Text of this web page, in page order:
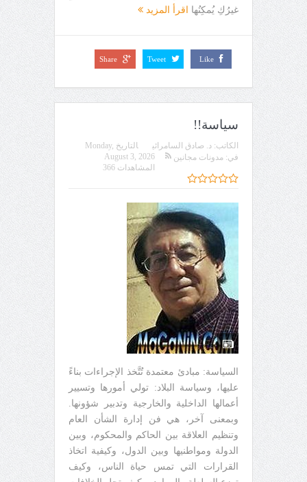
غيرُكِ يُمكِنُها اقرأ المزيد
Like
Tweet
Share
سياسة!!
الكاتب: د. صادق السامرائي التاريخ Monday,
August 3, 2026
في: مدونات مجانين
المشاهدات 366
السياسة: مبادئ معتمدة تُتَّخذ الإجراءات بناءً
عليها، وسياسة البلاد: تولي أمورها وتسيير
أعمالها الداخلية والخارجية وتدبير شؤونها.
وبمعنى آخر، هي فن إدارة الشأن العام
وتنظيم العلاقة بين الحاكم والمحكوم، وبين
الدولة ومواطنيها وبين الدول، وكيفية اتخاذ
القرارات التي تمس حياة الناس، وكيف